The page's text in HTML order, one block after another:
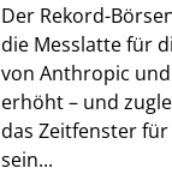
Der Rekord-
die Messlatte für
von Anthropic
erhöht – und
das Zeitfenster
sein...